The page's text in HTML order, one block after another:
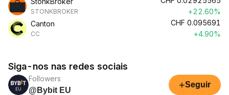
STONKBROKER
+22.60%
Canton
CC
CHF 0.095691
+4.90%
Siga-nos nas redes sociais
Followers
@Bybit EU
+Seguir